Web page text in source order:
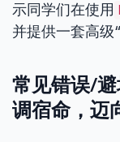
示同学们在使用
并提供一套高级
常见错误/
调宿命，迈